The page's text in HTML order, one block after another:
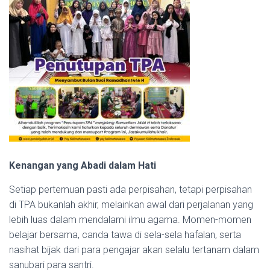
Kenangan yang Abadi dalam Hati
Setiap pertemuan pasti ada perpisahan, tetapi perpisahan
di TPA bukanlah akhir, melainkan awal dari perjalanan yang
lebih luas dalam mendalami ilmu agama. Momen-momen
belajar bersama, canda tawa di sela-sela hafalan, serta
nasihat bijak dari para pengajar akan selalu tertanam dalam
sanubari para santri.